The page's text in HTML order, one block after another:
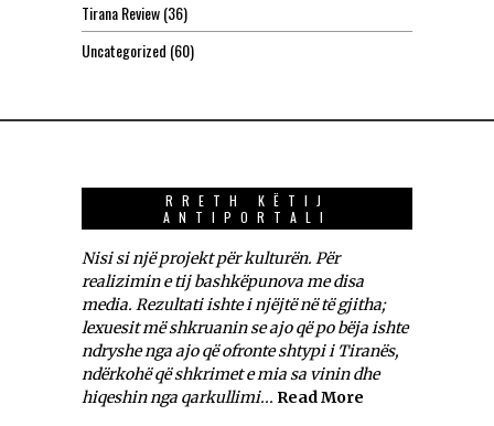
Tirana Review(36)
Uncategorized (60)
RRETH KËTIJ
ANTIPORTALI
Nisi si një projekt për kulturën. Për
realizimin e tij bashkëpunova me disa
media. Rezultati ishte i njëjtë në të gjitha;
lexuesit më shkruanin se ajo që po bëja ishte
ndryshe nga ajo që ofronte shtypi i Tiranës,
ndërkohë që shkrimet e mia sa vinin dhe
hiqeshin nga qarkullimi... Read More